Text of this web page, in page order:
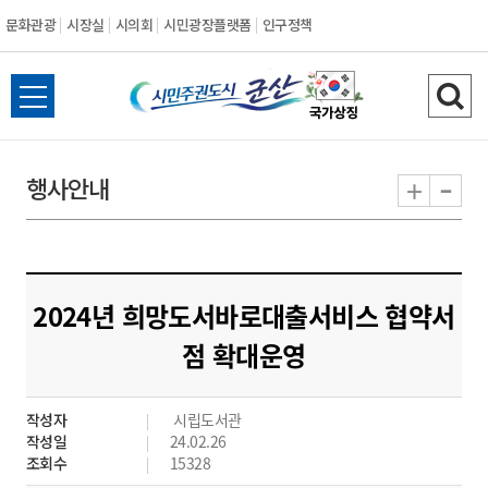
문화관광 시장실 시의회 시민광장플랫폼 인구정책
시
민
도
시
군
산
전
체
뉴
열
검
색
기
행사안내 + -
2024년 희망도서바로대출서비스 협약서
점 확대운영
작성자
시립도서관
작성일
24.02.26
조회수
15328